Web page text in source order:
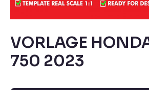
VORLAGE
750 2023